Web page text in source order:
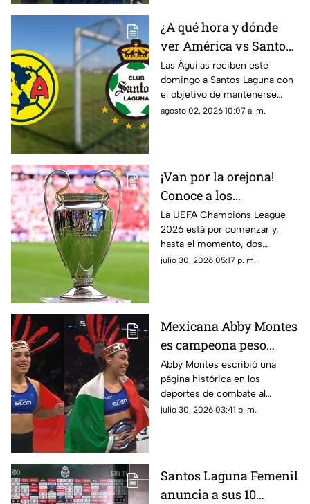
¿A qué hora y dónde
ver América vs Santos
Laguna en la Jornada 3
del Apertura 2026?
Las Águilas reciben este
domingo a Santos Laguna con
el objetivo de mantenerse
entre los protagonistas del
agosto 02, 2026 10:07 a. m.
¡Van por la orejona!
Conoce a los
mexicanos que jugarán
la Champions League
2026
La UEFA Champions League
2026 está por comenzar y,
hasta el momento, dos
futbolistas mexicanos tienen
julio 30, 2026 05:17 p. m.
Mexicana Abby Montes
es campeona peso
pluma de Power Slap al
derrotar a Sheena
Bathory
Abby Montes escribió una
página histórica en los
deportes de combate al
convertirse en la primera
julio 30, 2026 03:41 p. m.
Santos Laguna Femenil
anuncia a sus 10